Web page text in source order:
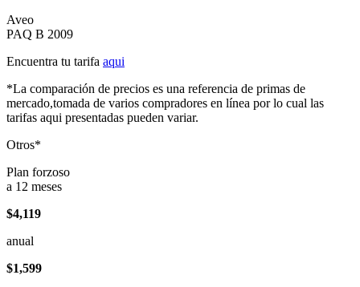
Aveo
PAQ B 2009
Encuentra tu tarifa aqui
*La comparación de precios es una referencia de primas de
mercado,tomada de varios compradores en línea por lo cual las
tarifas aqui presentadas pueden variar.
Otros*
Plan forzoso
a 12 meses
$4,119
anual
$1,599